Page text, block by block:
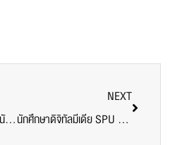
คณะดิจิทัลมีเดีย SPU พานักศึกษากว่า 400 คน เปิดประสบการณ์จริง! เปลี่ยนไอเดียเป็นธุรกิจ ในงาน Illust Fusion Expo 2026
NEXT
นักศึกษาดิจิทัลมีเดีย SPU คว้ารางวัล DEmark 2026 ผลงานออกแบบอัตลักษณ์ย่านจรัญสนิทวงศ์